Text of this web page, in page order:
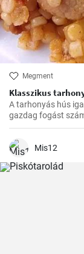
Megment
Klasszikus
A tarhonyás hús
gazdag fogást
húsokat, a
Mis12